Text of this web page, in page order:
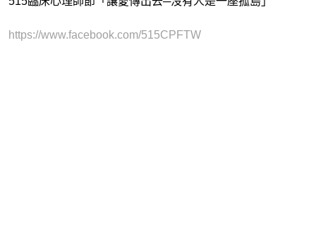
https://www.facebook.com/515CPFTW